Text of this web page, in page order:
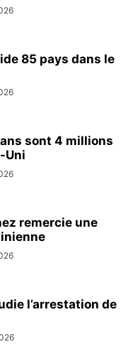
85 pays dans le
sont 4 millions
Uni
remercie une
l’arrestation de